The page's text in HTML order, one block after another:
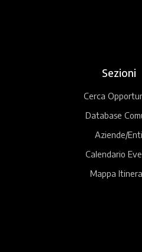
Sezioni
Cerca
Database
Aziende/Enti
Calendario
Mappa